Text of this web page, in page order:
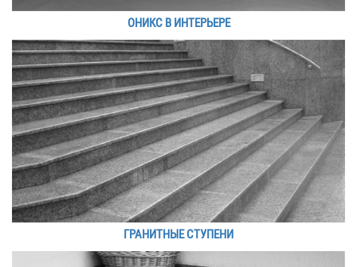
ОНИКС В ИНТЕРЬЕРЕ
ГРАНИТНЫЕ СТУПЕНИ